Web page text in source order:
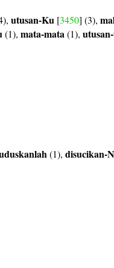
utusan-Ku [3450] (3),
(1), mata-mata(1),
(1), disucikan-